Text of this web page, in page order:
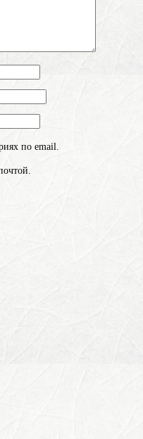
по email.